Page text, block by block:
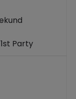
1st Party